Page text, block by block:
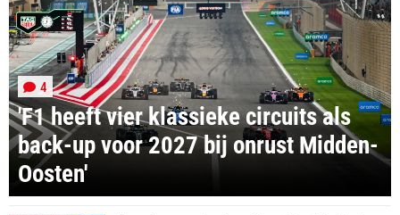
'F1 heeft vier klassieke circuits als
back-up voor 2027 bij onrust Midden-
Oosten'
4